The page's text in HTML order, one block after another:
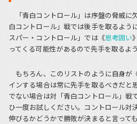
「青白コントロール」は序盤の脅威に
白コントロール」戦では後手を取るよう
スパー・コントロール」では《思考囲い
ってくる可能性があるので先手を取るよ
もちろん、このリストのように自身が
インする場合は常に先手を取るべきだと
でない場合は対「青白コントロール」戦
ひ一度お試しください。コントロール対
伸びるかどうかで勝敗が決まると言って